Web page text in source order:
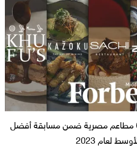
مجلة "فوربس" تختار 6 مطاعم مصرية ضمن مسابقة أفضل